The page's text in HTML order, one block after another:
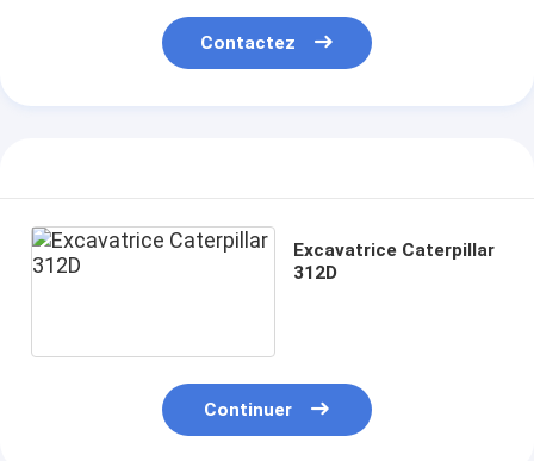
Contactez
Excavatrice Caterpillar
312D
Continuer